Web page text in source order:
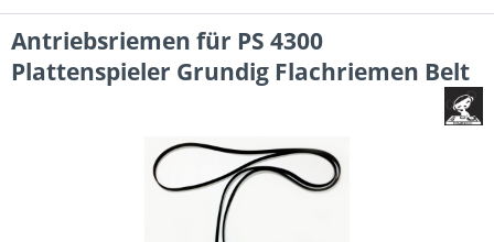
Antriebsriemen für PS 4300
Plattenspieler Grundig Flachriemen Belt